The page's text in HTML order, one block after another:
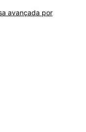
avançada por